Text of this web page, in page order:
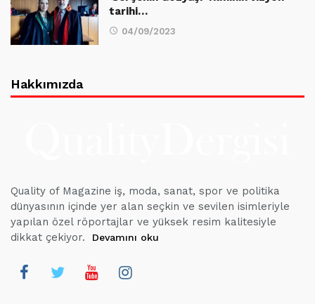
tarihi…
04/09/2023
Hakkımızda
Quality of Magazine iş, moda, sanat, spor ve politika
dünyasının içinde yer alan seçkin ve sevilen isimleriyle
yapılan özel röportajlar ve yüksek resim kalitesiyle
dikkat çekiyor.
Devamını oku